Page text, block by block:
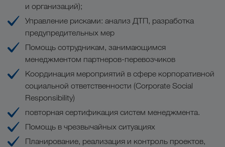
и организаций);
Управление рисками: анализ ДТП, разработка
предупредительных мер
Помощь сотрудникам, занимающимся
менеджментом партнеров-перевозчиков
Координация мероприятий в сфере корпоративной
социальной ответственности (Corporate Social
Responsibility)
повторная сертификация систем менеджмента.
Помощь в чрезвычайных ситуациях
Планирование, реализация и контроль проектов,